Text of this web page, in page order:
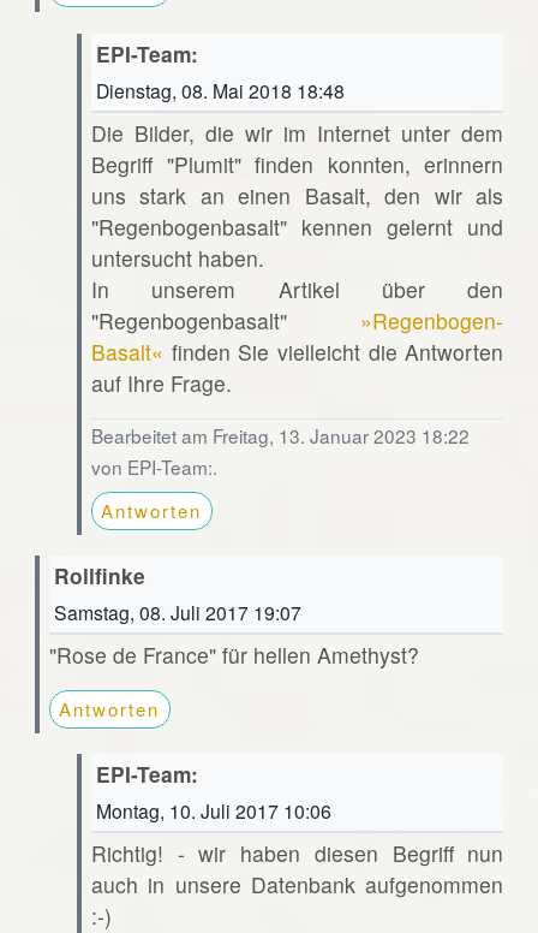
EPI-Team:
Dienstag, 08. Mai 2018 18:48
Die Bilder, die wir im Internet unter dem
Begriff "Plumit" finden konnten, erinnern
uns stark an einen Basalt, den wir als
"Regenbogenbasalt" kennen gelernt und
untersucht haben.
In unserem Artikel über den
"Regenbogenbasalt" »Regenbogen-
Basalt« finden Sie vielleicht die Antworten
auf Ihre Frage.
Bearbeitet am Freitag, 13. Januar 2023 18:22
von EPI-Team:.
Antworten
Rollfinke
Samstag, 08. Juli 2017 19:07
"Rose de France" für hellen Amethyst?
Antworten
EPI-Team:
Montag, 10. Juli 2017 10:06
Richtig! - wir haben diesen Begriff nun
auch in unsere Datenbank aufgenommen
:-)